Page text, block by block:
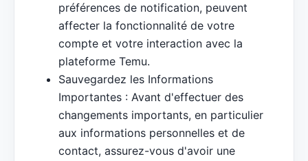
préférences de notification, peuvent
affecter la fonctionnalité de votre
compte et votre interaction avec la
plateforme Temu.
Sauvegardez les Informations
Importantes : Avant d'effectuer des
changements importants, en particulier
aux informations personnelles et de
contact, assurez-vous d'avoir une